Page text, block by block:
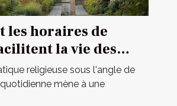
les horaires de
la vie des
religieuse sous l'angle de
mène à une